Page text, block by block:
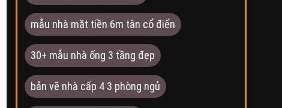
mẫu nhà mặt tiền 6m tân cổ điển
30+ mẫu nhà ống 3 tầng đẹp
bản vẽ nhà cấp 4 3 phòng ngủ